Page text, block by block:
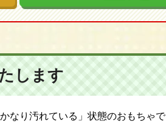
します
なり汚れている」状態のおもちゃで